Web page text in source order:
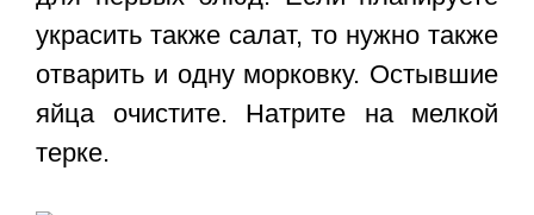
украсить также салат, то нужно также
отварить и одну морковку. Остывшие
яйца очистите. Натрите на мелкой
терке.